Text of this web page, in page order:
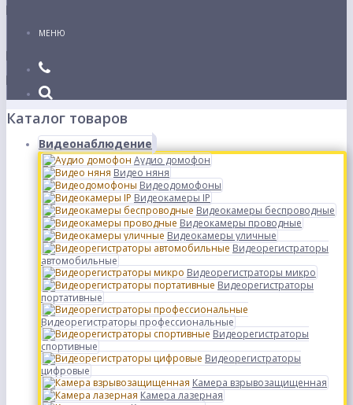
МЕНЮ
Каталог товаров
Видеонаблюдение
Аудио домофон
Видео няня
Видеодомофоны
Видеокамеры IP
Видеокамеры беспроводные
Видеокамеры проводные
Видеокамеры уличные
Видеорегистраторы
автомобильные
Видеорегистраторы микро
Видеорегистраторы
портативные
Видеорегистраторы профессиональные
Видеорегистраторы
спортивные
Видеорегистраторы
цифровые
Камера взрывозащищенная
Камера лазерная